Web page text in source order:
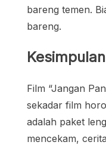
bareng temen.
bareng.
Kesimpulan
Film “Jangan
sekadar film
adalah paket
mencekam,